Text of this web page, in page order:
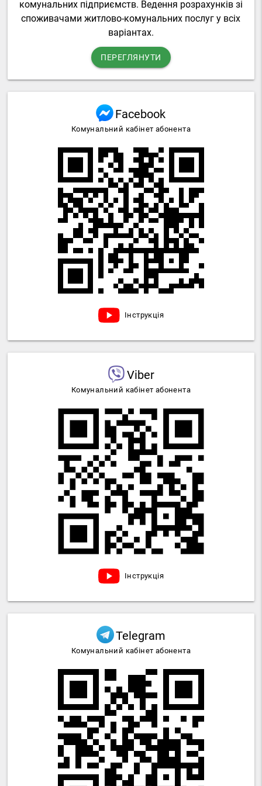
комунальних підприємств. Ведення розрахунків зі
споживачами житлово-комунальних послуг у всіх
варіантах.
ПЕРЕГЛЯНУТИ
Facebook
Комунальний кабінет абонента
Інструкція
Viber
Комунальний кабінет абонента
Інструкція
Telegram
Комунальний кабінет абонента